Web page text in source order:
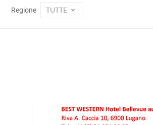
Regione TUTTE